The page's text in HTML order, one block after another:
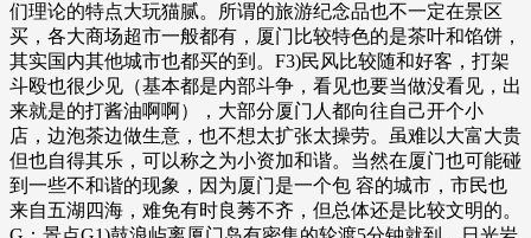
们理论的特点大玩猫腻。所谓的旅游纪念品也不一定在景区
买，各大商场超市一般都有，厦门比较特色的是茶叶和馅饼，
其实国内其他城市也都买的到。F3)民风比较随和好客，打架
斗殴也很少见（基本都是内部斗争，看见也要当做没看见，出
来就是的打酱油啊啊），大部分厦门人都向往自己开个小
店，边泡茶边做生意，也不想太扩张太操劳。虽难以大富大贵
但也自得其乐，可以称之为小资加和谐。当然在厦门也可能碰
到一些不和谐的现象，因为厦门是一个包 容的城市，市民也
来自五湖四海，难免有时良莠不齐，但总体还是比较文明的。